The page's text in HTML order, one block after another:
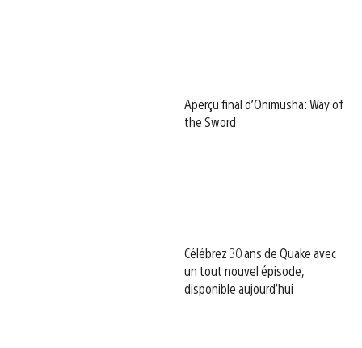
Aperçu final d’Onimusha: Way of
the Sword
Célébrez 30 ans de Quake avec
un tout nouvel épisode,
disponible aujourd’hui